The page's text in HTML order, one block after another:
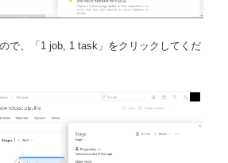
で、「1 job, 1 task」をクリックしてくだ